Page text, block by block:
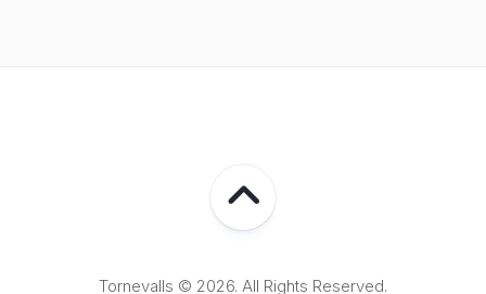
Tornevalls © 2026. All Rights Reserved.